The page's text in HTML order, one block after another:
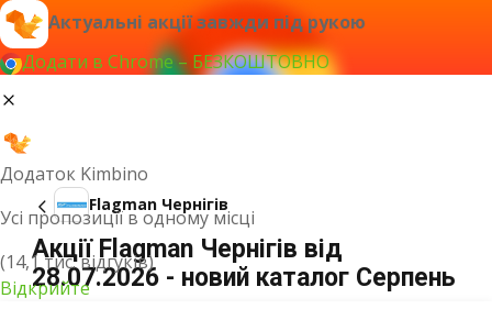
Актуальні акції завжди під рукою
Додати в Chrome – БЕЗКОШТОВНО
Додаток Kimbino
Усі пропозиції в одному місці
(14,1 тис. відгуків)
Відкрийте
Flagman Чернігів
Акції Flagman Чернігів від
28.07.2026 - новий каталог Серпень